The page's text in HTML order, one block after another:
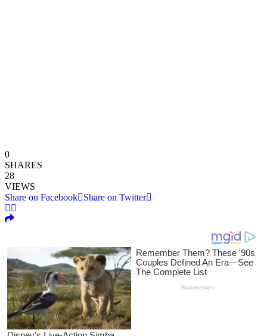
0
SHARES
28
VIEWS
Share on Facebook
Share on Twitter